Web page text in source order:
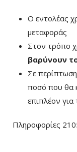
Ο εντολέας
μεταφοράς
Στον τρόπο
βαρύνουν
Σε
ποσό που θα
επιπλέον για
Πληροφορίες